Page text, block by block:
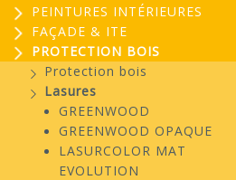
PEINTURES INTÉRIEURES
FAÇADE & ITE
PROTECTION BOIS
Protection bois
Lasures
GREENWOOD
GREENWOOD OPAQUE
LASURCOLOR MAT
EVOLUTION